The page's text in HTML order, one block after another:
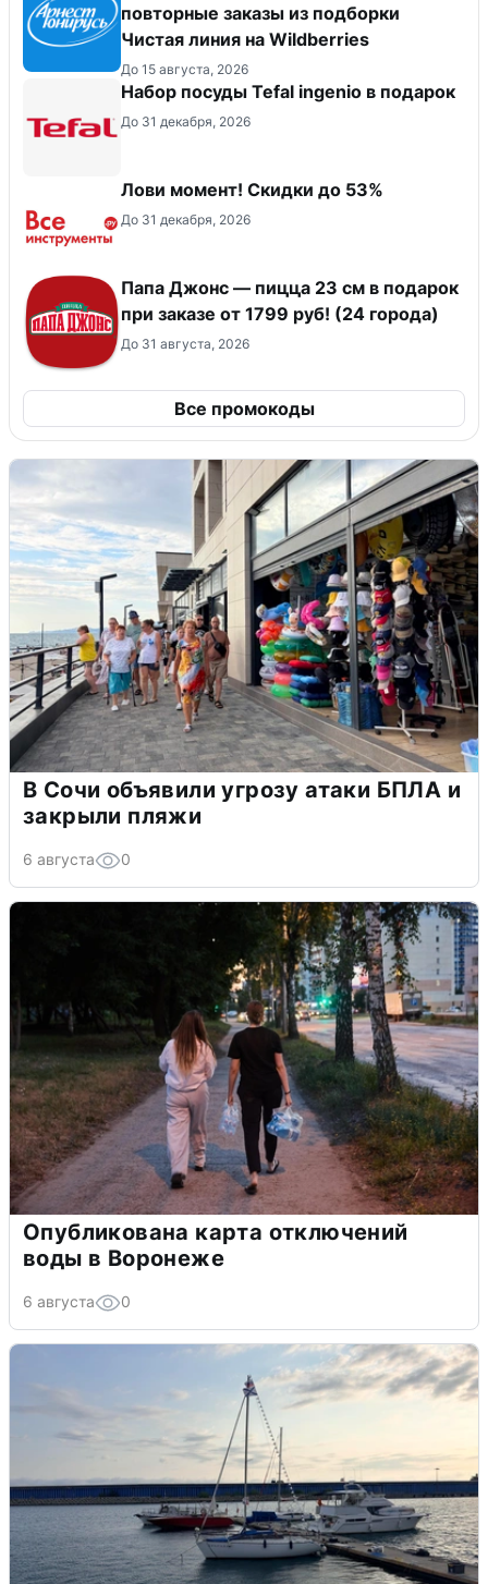
повторные заказы из подборки
Чистая линия на Wildberries
До 15 августа, 2026
Набор посуды Tefal ingenio в подарок
До 31 декабря, 2026
Лови момент! Скидки до 53%
До 31 декабря, 2026
Папа Джонс — пицца 23 см в подарок
при заказе от 1799 руб! (24 города)
До 31 августа, 2026
Все промокоды
В Сочи объявили угрозу атаки БПЛА и
закрыли пляжи
6 августа 0
Опубликована карта отключений
воды в Воронеже
6 августа 0